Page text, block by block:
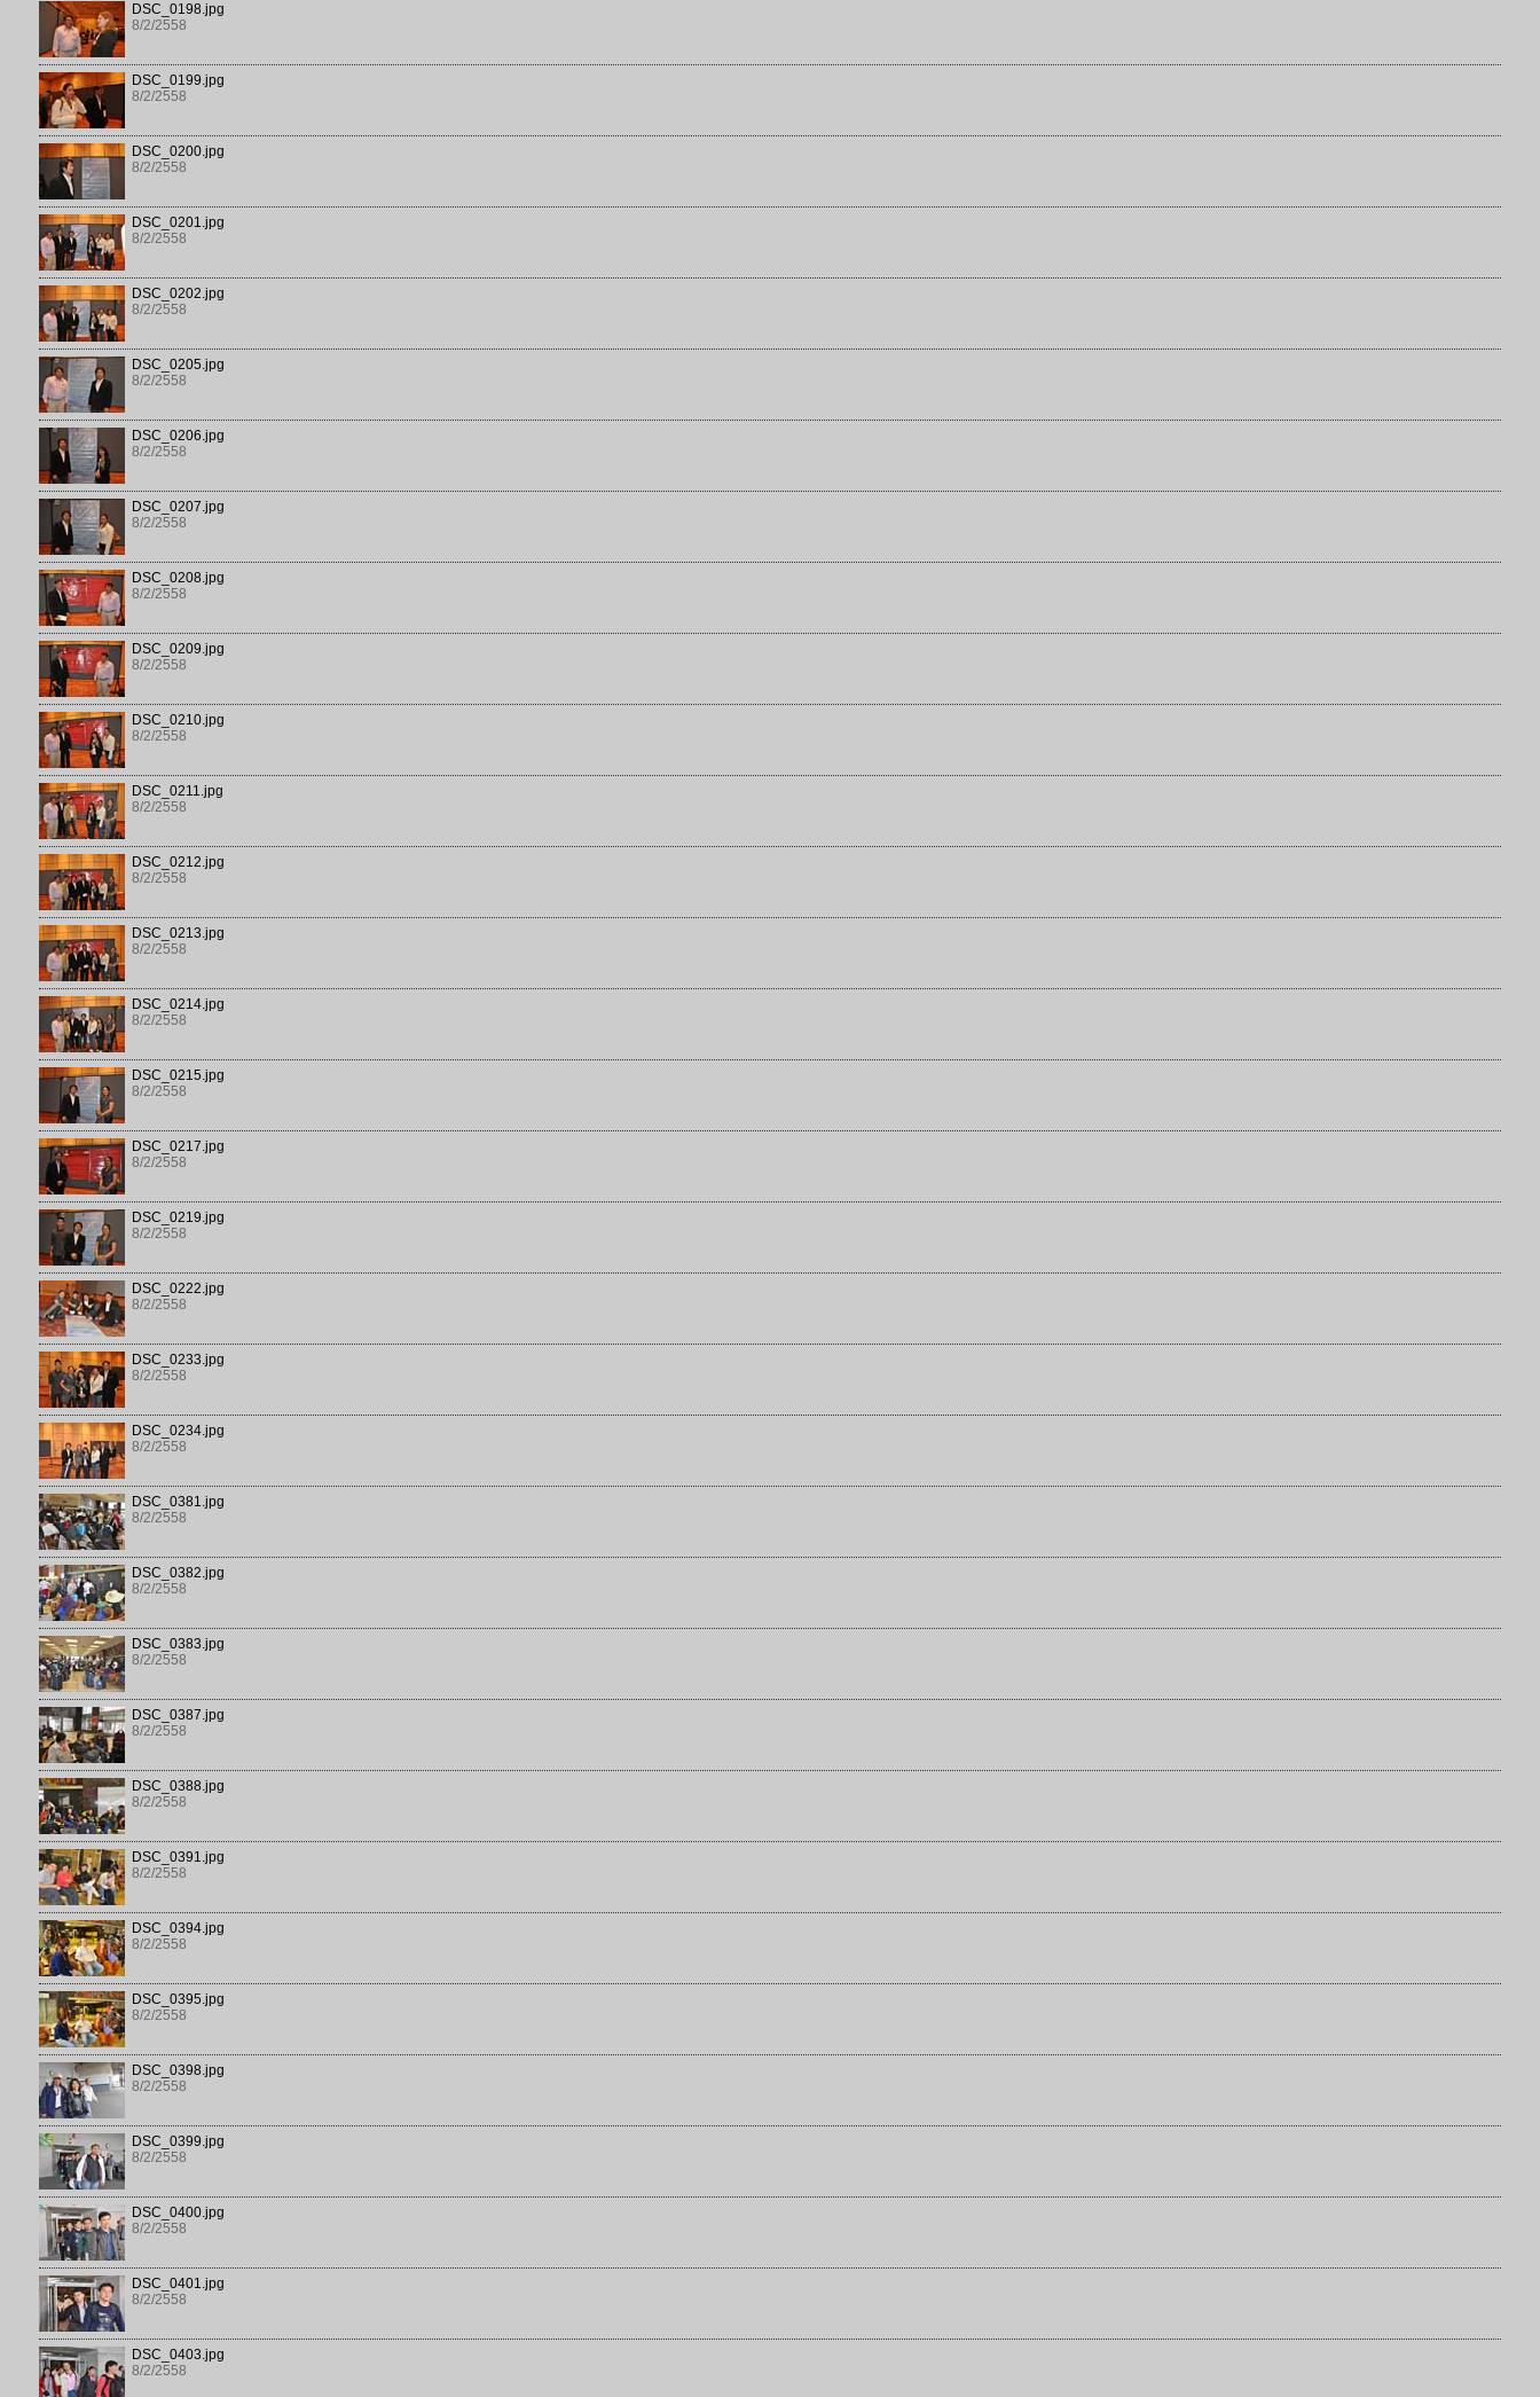
DSC_0198.jpg
8/2/2558
DSC_0199.jpg
8/2/2558
DSC_0200.jpg
8/2/2558
DSC_0201.jpg
8/2/2558
DSC_0202.jpg
8/2/2558
DSC_0205.jpg
8/2/2558
DSC_0206.jpg
8/2/2558
DSC_0207.jpg
8/2/2558
DSC_0208.jpg
8/2/2558
DSC_0209.jpg
8/2/2558
DSC_0210.jpg
8/2/2558
DSC_0211.jpg
8/2/2558
DSC_0212.jpg
8/2/2558
DSC_0213.jpg
8/2/2558
DSC_0214.jpg
8/2/2558
DSC_0215.jpg
8/2/2558
DSC_0217.jpg
8/2/2558
DSC_0219.jpg
8/2/2558
DSC_0222.jpg
8/2/2558
DSC_0233.jpg
8/2/2558
DSC_0234.jpg
8/2/2558
DSC_0381.jpg
8/2/2558
DSC_0382.jpg
8/2/2558
DSC_0383.jpg
8/2/2558
DSC_0387.jpg
8/2/2558
DSC_0388.jpg
8/2/2558
DSC_0391.jpg
8/2/2558
DSC_0394.jpg
8/2/2558
DSC_0395.jpg
8/2/2558
DSC_0398.jpg
8/2/2558
DSC_0399.jpg
8/2/2558
DSC_0400.jpg
8/2/2558
DSC_0401.jpg
8/2/2558
DSC_0403.jpg
8/2/2558